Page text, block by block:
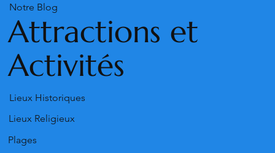
Notre Blog
Attractions et
Activités
Lieux Historiques
Lieux Religieux
Plages